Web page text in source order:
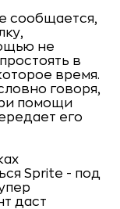
сообщается,
не
в
время.
говоря,
помощи
его
Sprite - под
даст